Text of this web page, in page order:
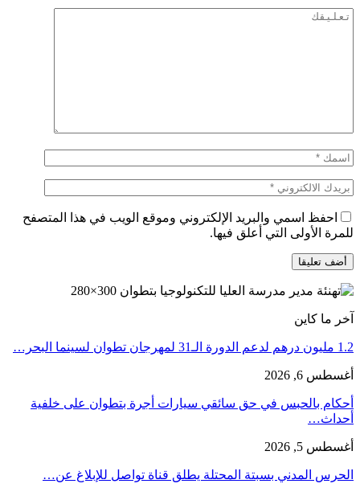
احفظ اسمي والبريد الإلكتروني وموقع الويب في هذا المتصفح
للمرة الأولى التي أعلق فيها.
آخر ما كاين
1.2 مليون درهم لدعم الدورة الـ31 لمهرجان تطوان لسينما البحر…
أغسطس 6, 2026
أحكام بالحبس في حق سائقي سيارات أجرة بتطوان على خلفية
أحداث…
أغسطس 5, 2026
الحرس المدني بسبتة المحتلة يطلق قناة تواصل للإبلاغ عن…